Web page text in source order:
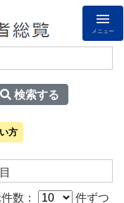
メニュー
検索する
方
数： 件ずつ